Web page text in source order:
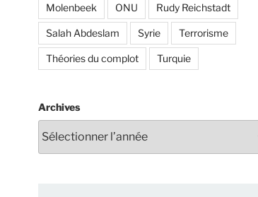
Molenbeek ONU Rudy Reichstadt
Salah Abdeslam Syrie Terrorisme
Théories du complot Turquie
Archives